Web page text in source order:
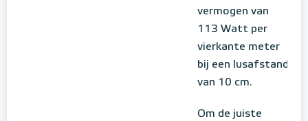
vermogen van
113 Watt per
vierkante meter
bij een lusafstand
van 10 cm.
Om de juiste